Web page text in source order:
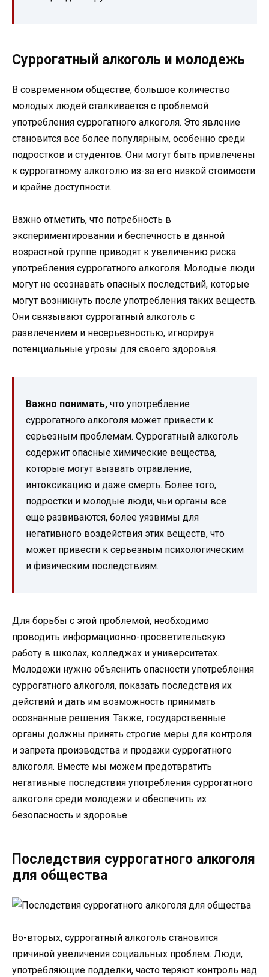
Суррогатный алкоголь и молодежь
В современном обществе, большое количество
молодых людей сталкивается с проблемой
употребления суррогатного алкоголя. Это явление
становится все более популярным, особенно среди
подростков и студентов. Они могут быть привлечены
к суррогатному алкоголю из-за его низкой стоимости
и крайне доступности.
Важно отметить, что потребность в
экспериментировании и беспечность в данной
возрастной группе приводят к увеличению риска
употребления суррогатного алкоголя. Молодые люди
могут не осознавать опасных последствий, которые
могут возникнуть после употребления таких веществ.
Они связывают суррогатный алкоголь с
развлечением и несерьезностью, игнорируя
потенциальные угрозы для своего здоровья.
Важно понимать, что употребление
суррогатного алкоголя может привести к
серьезным проблемам. Суррогатный алкоголь
содержит опасные химические вещества,
которые могут вызвать отравление,
интоксикацию и даже смерть. Более того,
подростки и молодые люди, чьи органы все
еще развиваются, более уязвимы для
негативного воздействия этих веществ, что
может привести к серьезным психологическим
и физическим последствиям.
Для борьбы с этой проблемой, необходимо
проводить информационно-просветительскую
работу в школах, колледжах и университетах.
Молодежи нужно объяснить опасности употребления
суррогатного алкоголя, показать последствия их
действий и дать им возможность принимать
осознанные решения. Также, государственные
органы должны принять строгие меры для контроля
и запрета производства и продажи суррогатного
алкоголя. Вместе мы можем предотвратить
негативные последствия употребления суррогатного
алкоголя среди молодежи и обеспечить их
безопасность и здоровье.
Последствия суррогатного алкоголя
для общества
Во-вторых, суррогатный алкоголь становится
причиной увеличения социальных проблем. Люди,
употребляющие подделки, часто теряют контроль над